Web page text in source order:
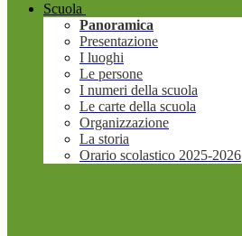
Scuola
Panoramica
Presentazione
I luoghi
Le persone
I numeri della scuola
Le carte della scuola
Organizzazione
La storia
Orario scolastico 2025-2026